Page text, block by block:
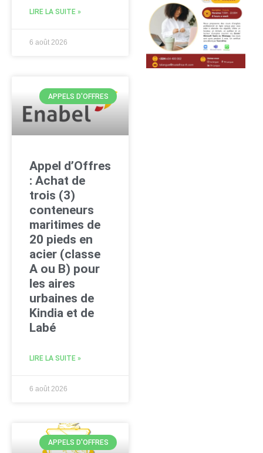
LIRE LA SUITE »
6 août 2026
APPELS D'OFFRES
Appel d’Offres
: Achat de
trois (3)
conteneurs
maritimes de
20 pieds en
acier (classe
A ou B) pour
les aires
urbaines de
Kindia et de
Labé
LIRE LA SUITE »
6 août 2026
APPELS D'OFFRES